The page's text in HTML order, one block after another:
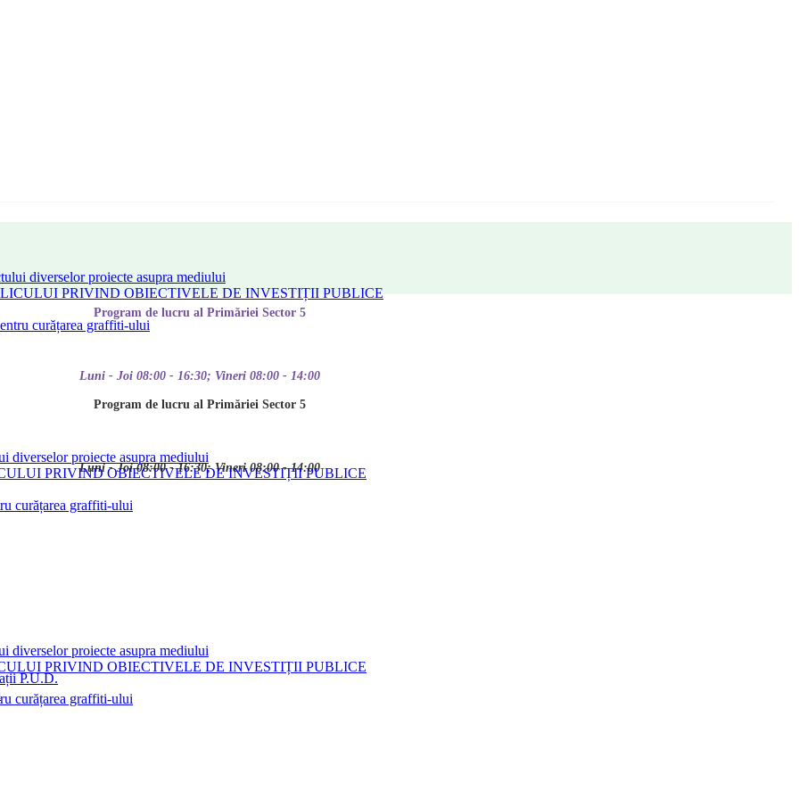
diverselor proiecte asupra mediului
PRIVIND OBIECTIVELE DE INVESTIȚII PUBLICE
curățarea graffiti-ului
P.U.D.
Program de lucru al Primăriei Sector 5
Luni - Joi 08:00 - 16:30; Vineri 08:00 - 14:00
Program de lucru al Primăriei Sector 5
Luni - Joi 08:00 - 16:30; Vineri 08:00 - 14:00
diverselor proiecte asupra mediului
PRIVIND OBIECTIVELE DE INVESTIȚII PUBLICE
curățarea graffiti-ului
diverselor proiecte asupra mediului
PRIVIND OBIECTIVELE DE INVESTIȚII PUBLICE
curățarea graffiti-ului